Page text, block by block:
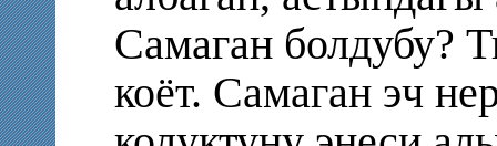
Самаган болдубу?
коёт. Самаган эч